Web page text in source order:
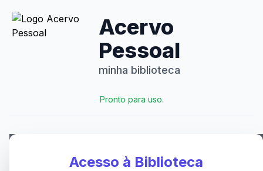
Acervo
Pessoal
minha biblioteca
Pronto para uso.
Acesso à Biblioteca